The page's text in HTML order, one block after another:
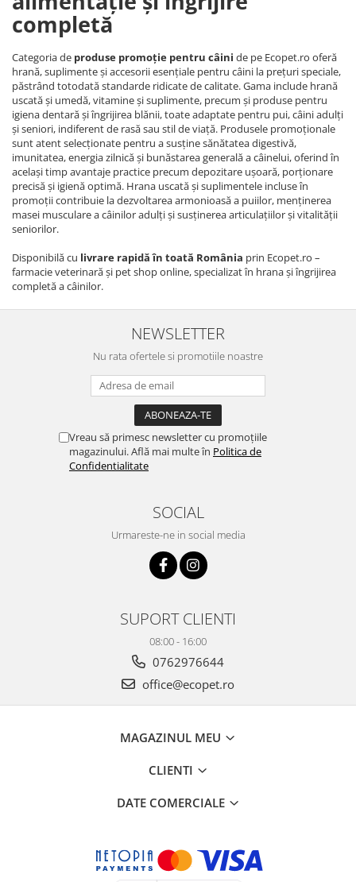
completă
Categoria de produse promoție pentru câini de pe Ecopet.ro oferă
hrană, suplimente și accesorii esențiale pentru câini la prețuri speciale,
păstrând totodată standarde ridicate de calitate. Gama include hrană
uscată și umedă, vitamine și suplimente, precum și produse pentru
igiena dentară și îngrijirea blănii, toate adaptate pentru pui, câini adulți
și seniori, indiferent de rasă sau stil de viață. Produsele promoționale
sunt atent selecționate pentru a susține sănătatea digestivă,
imunitatea, energia zilnică și bunăstarea generală a câinelui, oferind în
același timp avantaje practice precum depozitare ușoară, porționare
precisă și igienă optimă. Hrana uscată și suplimentele incluse în
promoții contribuie la dezvoltarea armonioasă a puiilor, menținerea
masei musculare a câinilor adulți și susținerea articulațiilor și vitalității
seniorilor.
Disponibilă cu livrare rapidă în toată România prin Ecopet.ro –
farmacie veterinară și pet shop online, specializat în hrana și îngrijirea
completă a câinilor.
NEWSLETTER
Nu rata ofertele si promotiile noastre
Vreau să primesc newsletter cu promoțiile
magazinului. Află mai multe în Politica de
Confidentialitate
SOCIAL
Urmareste-ne in social media
SUPORT CLIENTI
08:00 - 16:00
0762976644
office@ecopet.ro
MAGAZINUL MEU
CLIENTI
DATE COMERCIALE